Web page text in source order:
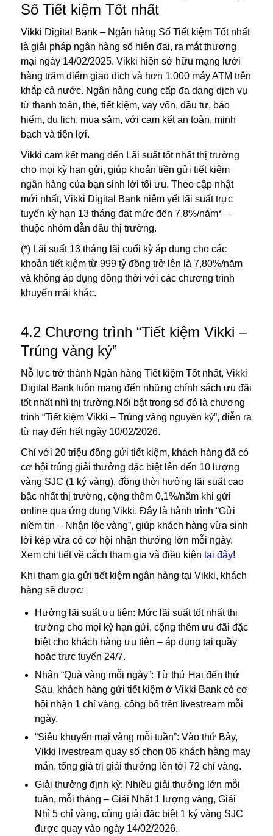
Số Tiết kiệm Tốt nhất
Vikki Digital Bank – Ngân hàng Số Tiết kiệm Tốt nhất
là giải pháp ngân hàng số hiện đại, ra mắt thương
mại ngày 14/02/2025. Vikki hiện sở hữu mạng lưới
hàng trăm điểm giao dịch và hơn 1.000 máy ATM trên
khắp cả nước. Ngân hàng cung cấp đa dạng dịch vụ
từ thanh toán, thẻ, tiết kiệm, vay vốn, đầu tư, bảo
hiểm, du lịch, mua sắm, với cam kết an toàn, minh
bạch và tiện lợi.
Vikki cam kết mang đến Lãi suất tốt nhất thị trường
cho mọi kỳ hạn gửi, giúp khoản tiền gửi tiết kiệm
ngân hàng của bạn sinh lời tối ưu. Theo cập nhật
mới nhất, Vikki Digital Bank niêm yết lãi suất trực
tuyến kỳ hạn 13 tháng đạt mức đến 7,8%/năm* –
thuộc nhóm dẫn đầu thị trường.
(*) Lãi suất 13 tháng lãi cuối kỳ áp dụng cho các
khoản tiết kiệm từ 999 tỷ đồng trở lên là 7,80%/năm
và không áp dụng đồng thời với các chương trình
khuyến mãi khác.
4.2 Chương trình “Tiết kiệm Vikki –
Trúng vàng ký”
Nỗ lực trở thành Ngân hàng Tiết kiệm Tốt nhất, Vikki
Digital Bank luôn mang đến những chính sách ưu đãi
tốt nhất nhì thị trường.Nổi bật trong số đó là chương
trình “Tiết kiệm Vikki – Trúng vàng nguyên ký”, diễn ra
từ nay đến hết ngày 10/02/2026.
Chỉ với 20 triệu đồng gửi tiết kiệm, khách hàng đã có
cơ hội trúng giải thưởng đặc biệt lên đến 10 lượng
vàng SJC (1 ký vàng), đồng thời hưởng lãi suất cao
bậc nhất thị trường, cộng thêm 0,1%/năm khi gửi
online qua ứng dụng Vikki. Đây là hành trình “Gửi
niềm tin – Nhận lộc vàng”, giúp khách hàng vừa sinh
lời kép vừa có cơ hội nhận thưởng lớn mỗi ngày.
Xem chi tiết về cách tham gia và điều kiện tại đây!
Khi tham gia gửi tiết kiệm ngân hàng tại Vikki, khách
hàng sẽ được:
Hưởng lãi suất ưu tiên: Mức lãi suất tốt nhất thị
trường cho mọi kỳ hạn gửi, cộng thêm ưu đãi đặc
biệt cho khách hàng ưu tiên – áp dụng tại quầy
hoặc trực tuyến 24/7.
Nhận “Quà vàng mỗi ngày”: Từ thứ Hai đến thứ
Sáu, khách hàng gửi tiết kiệm ở Vikki Bank có cơ
hội nhận 1 chỉ vàng, công bố trên livestream mỗi
ngày.
“Siêu khuyến mại vàng mỗi tuần”: Vào thứ Bảy,
Vikki livestream quay số chọn 06 khách hàng may
mắn, tổng giá trị giải thưởng lên tới 72 chỉ vàng.
Giải thưởng định kỳ: Nhiều giải thưởng lớn mỗi
tuần, mỗi tháng – Giải Nhất 1 lượng vàng, Giải
Nhì 5 chỉ vàng, cùng giải đặc biệt 1 ký vàng SJC
được quay vào ngày 14/02/2026.